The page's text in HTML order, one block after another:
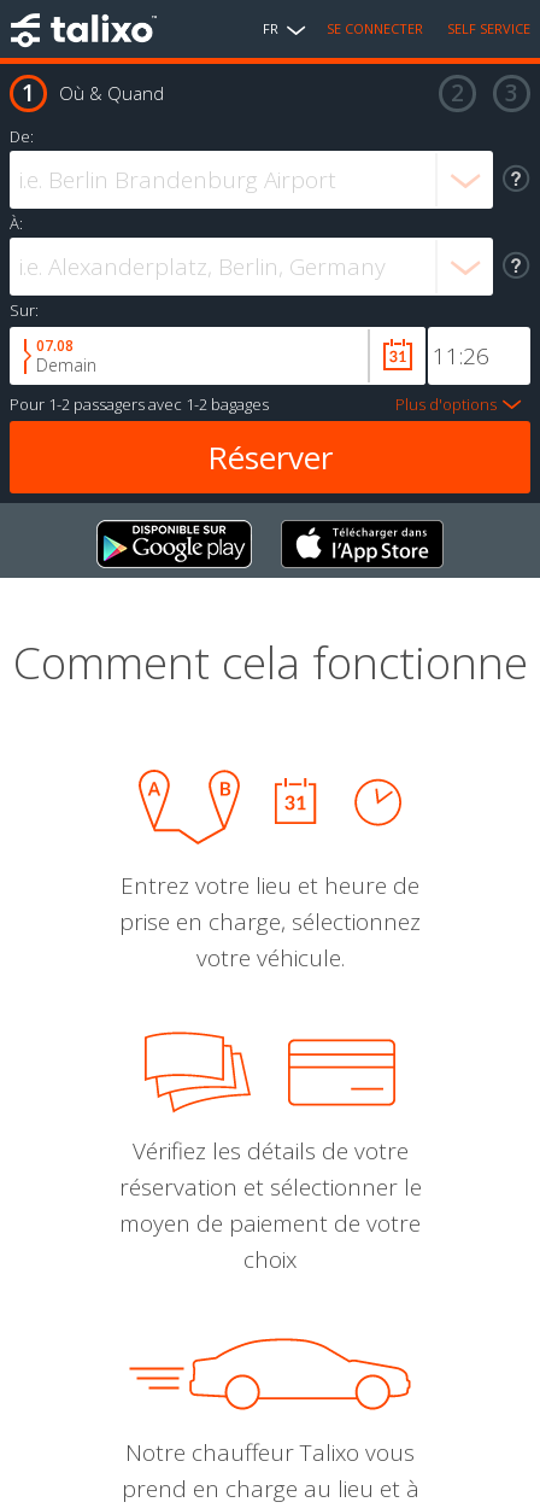
FR SE CONNECTER SELF SERVICE
Où & Quand
De:
À:
Sur:
07.08
Demain
Pour 1-2 passagersavec 1-2 bagages Plus d'options
Comment cela fonctionne
Entrez votre lieu et heure de
prise en charge, sélectionnez
votre véhicule.
Vérifiez les détails de votre
réservation et sélectionner le
moyen de paiement de votre
choix
Notre chauffeur Talixo vous
prend en charge au lieu et à